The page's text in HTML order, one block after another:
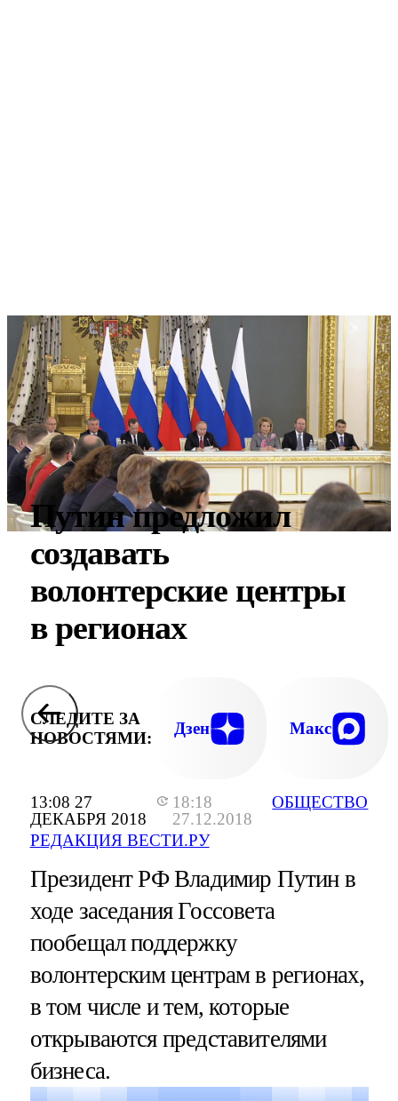
13:08 27
ДЕКАБРЯ 2018
18:18
27.12.2018
РЕДАКЦИЯ ВЕСТИ.РУ
ОБЩЕСТВО
Путин предложил
создавать
волонтерские центры
в регионах
СЛЕДИТЕ ЗА
НОВОСТЯМИ:
Дзен Макс
Президент РФ Владимир Путин в
ходе заседания Госсовета
пообещал поддержку
волонтерским центрам в регионах,
в том числе и тем, которые
открываются представителями
бизнеса.